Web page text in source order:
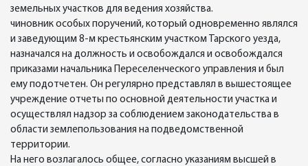
земельных участков для ведения хозяйства.
чиновник особых поручений, который одновременно являлся
и заведующим 8-м крестьянским участком Тарского уезда,
назначался на должность и освобождался и освобождался
приказами начальника Переселенческого управления и был
ему подотчетен. Он регулярно представлял в вышестоящее
учреждение отчеты по основной деятельности участка и
осуществлял надзор за соблюдением законодательства в
области землепользования на подведомственной
территории.
На него возлагалось общее, согласно указаниям высшей в